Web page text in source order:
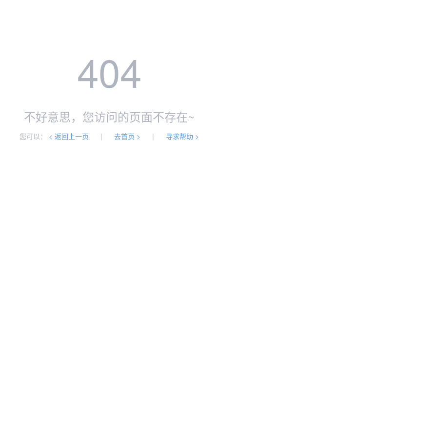
404
不好意思，您访问的页面不存在~
您可以： < 返回上一页 | 去首页 > | 寻求帮助 >